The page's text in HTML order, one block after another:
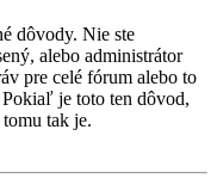
dôvody. Nie ste
alebo administrátor
pre celé fórum alebo to
je toto ten dôvod,
tak je.